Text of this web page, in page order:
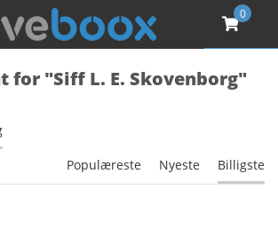
0
for "Siff L. E. Skovenborg"
Populæreste Nyeste Billigste